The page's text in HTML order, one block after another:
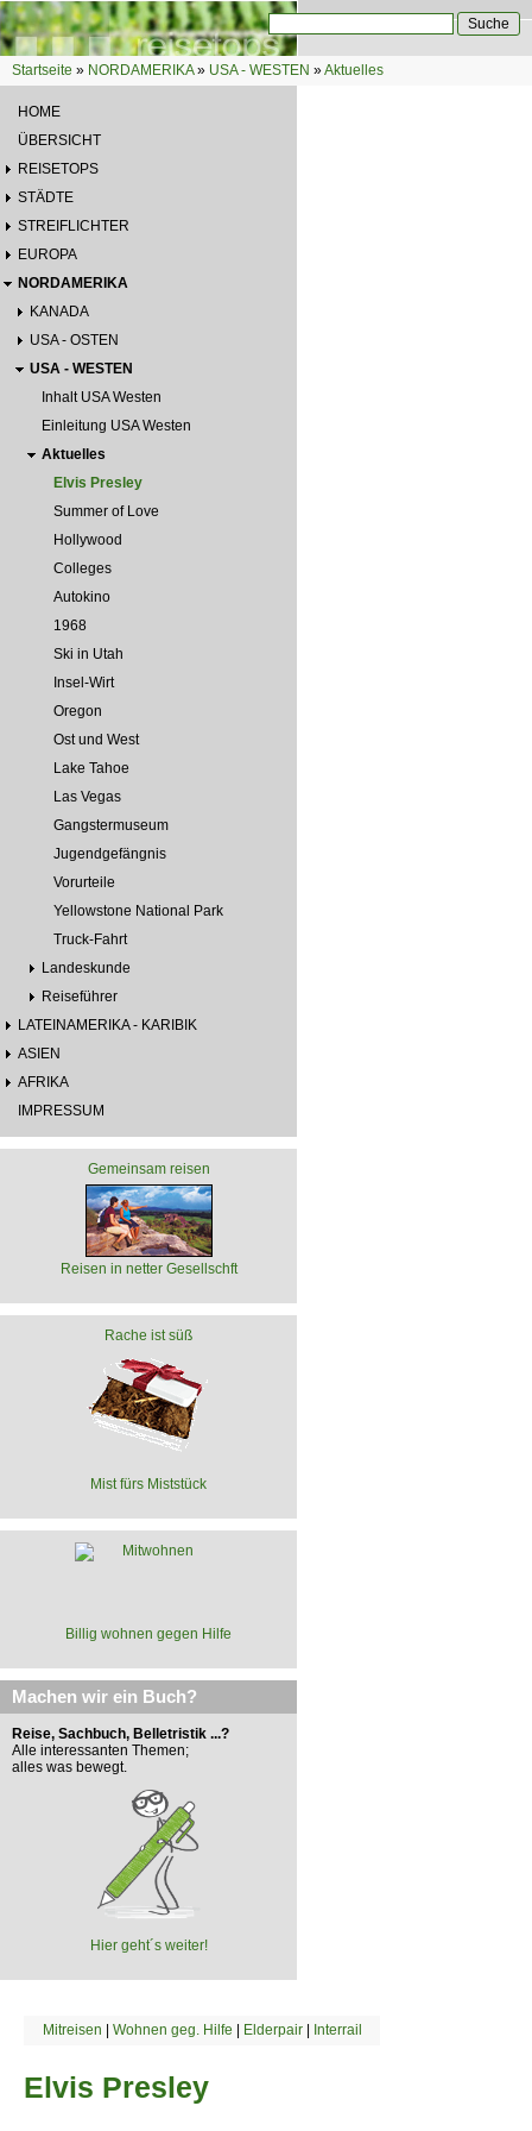
Direkt zum Inhalt
Suchformular
Sie sind hier
Startseite » NORDAMERIKA» USA - WESTEN »Aktuelles
HOME
ÜBERSICHT
REISETOPS
STÄDTE
STREIFLICHTER
EUROPA
NORDAMERIKA
KANADA
USA - OSTEN
USA - WESTEN
Inhalt USA Westen
Einleitung USA Westen
Aktuelles
Elvis Presley
Summer of Love
Hollywood
Colleges
Autokino
1968
Ski in Utah
Insel-Wirt
Oregon
Ost und West
Lake Tahoe
Las Vegas
Gangstermuseum
Jugendgefängnis
Vorurteile
Yellowstone National Park
Truck-Fahrt
Landeskunde
Reiseführer
LATEINAMERIKA - KARIBIK
ASIEN
AFRIKA
IMPRESSUM
Gemeinsam reisen
Reisen in netter Gesellschft
Rache ist süß
Mist fürs Miststück
Billig wohnen gegen Hilfe
Machen wir ein Buch?
Reise, Sachbuch, Belletristik ...?
Alle interessanten Themen;
alles was bewegt.
Hier geht´s weiter!
Mitreisen | Wohnen geg. Hilfe | Elderpair| Interrail
Elvis Presley